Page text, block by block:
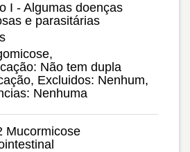
I - Algumas doenças
e parasitárias
Não tem dupla
Excluidos: Nenhum,
Nenhuma
Mucormicose